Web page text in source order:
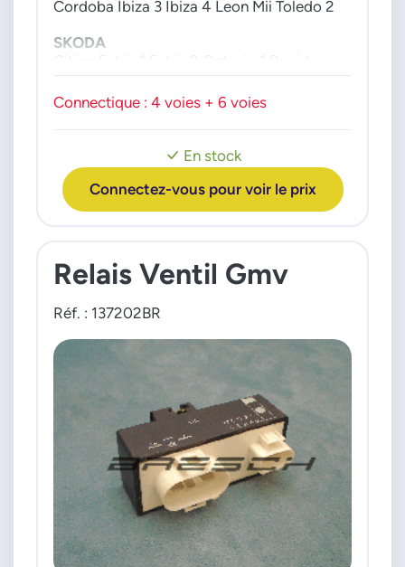
En stock
Connectez-vous pour voir le prix
Cordoba Ibiza 3 Ibiza 4 Leon Mii Toledo 2
SKODA
VW
Connectique : 4 voies + 6 voies
Relais Ventil Gmv
Réf. : 137202BR